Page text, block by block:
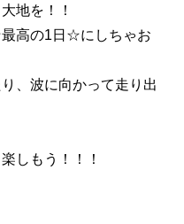
地を！！
高の1日☆にしちゃお
、波に向かって走り出
しもう！！！